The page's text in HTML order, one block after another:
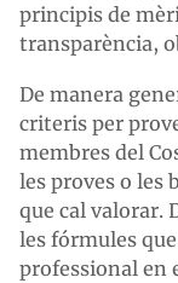
principis de
transparència,
De manera
criteris per
membres del
les proves o les
que cal valorar.
les fórmules
professional en